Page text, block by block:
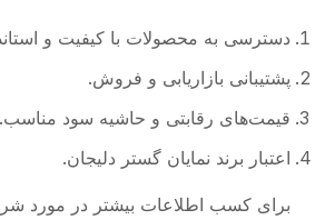
دسترسی به محصولات با کیفیت و
پشتیبانی بازاریابی و فروش.
قیمت‌های رقابتی و حاشیه سود مناسب.
اعتبار برند نمایان گستر دلیجان.
برای کسب اطلاعات بیشتر در مورد